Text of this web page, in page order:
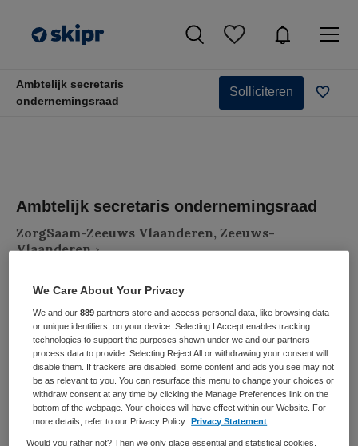
Ambtelijk secretaris
ondernemingsraad
Solliciteren
Ambtelijk secretaris ondernemingsraad
ZorgSaam-Zeeuws Vlaanderen, Zeeuws-
Vlaanderen
VAKGEBIED
Zorgmanagement
FUNCTIE
Bestuurssecretaris
BRANCHE
Ziekenhuis
AANSTELLING
Tijdelijk dienstverband
We Care About Your Privacy
We and our889 partners store and access personal data, like browsing data
or unique identifiers, on your device. Selecting I Accept enables tracking
technologies to support the purposes shown under we and our partners
process data to provide. Selecting Reject All or withdrawing your consent will
disable them. If trackers are disabled, some content and ads you see may not
be as relevant to you. You can resurface this menu to change your choices or
withdraw consent at any time by clicking the Manage Preferences link on the
bottom of the webpage. Your choices will have effect within our Website. For
more details, refer to our Privacy Policy. Privacy Statement
Would you rather not? Then we only place essential and statistical cookies,